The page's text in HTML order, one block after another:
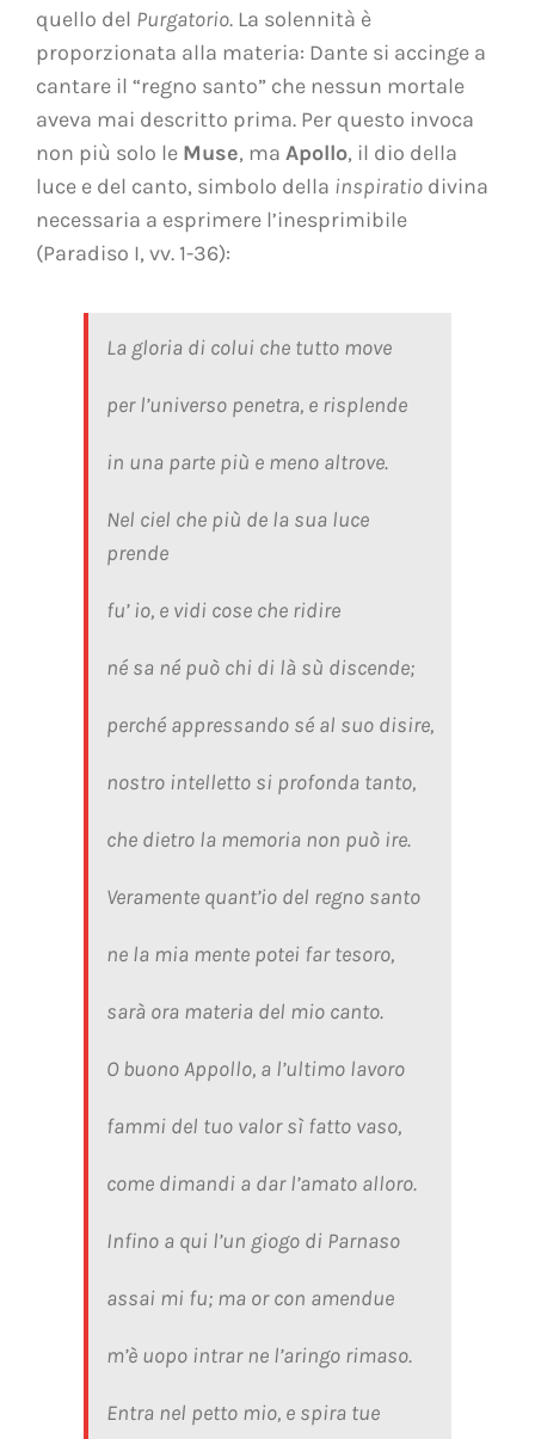
quello del Purgatorio. La solennità è
proporzionata alla materia: Dante si accinge a
cantare il “regno santo” che nessun mortale
aveva mai descritto prima. Per questo invoca
non più solo le Muse, ma Apollo, il dio della
luce e del canto, simbolo della inspiratio divina
necessaria a esprimere l’inesprimibile
(Paradiso I, vv. 1-36):
La gloria di colui che tutto move
per l’universo penetra, e risplende
in una parte più e meno altrove.
Nel ciel che più de la sua luce
prende
fu’ io, e vidi cose che ridire
né sa né può chi di là sù discende;
perché appressando sé al suo disire,
nostro intelletto si profonda tanto,
che dietro la memoria non può ire.
Veramente quant’io del regno santo
ne la mia mente potei far tesoro,
sarà ora materia del mio canto.
O buono Appollo, a l’ultimo lavoro
fammi del tuo valor sì fatto vaso,
come dimandi a dar l’amato alloro.
Infino a qui l’un giogo di Parnaso
assai mi fu; ma or con amendue
m’è uopo intrar ne l’aringo rimaso.
Entra nel petto mio, e spira tue